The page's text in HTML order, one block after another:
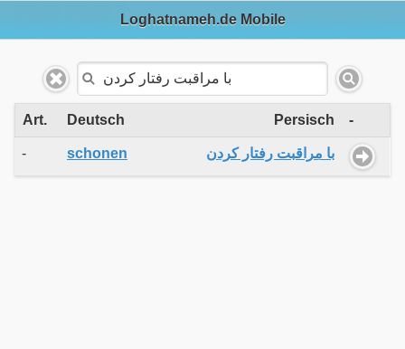
Loghatnameh.de Mobile
Art. Deutsch Persisch -
- schonen با مراقبت رفتار کردن